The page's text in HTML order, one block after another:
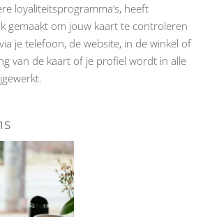
loyaliteitsprogramma’s, heeft
gemaakt om jouw kaart te controleren
je telefoon, de website, in de winkel of
van de kaart of je profiel wordt in alle